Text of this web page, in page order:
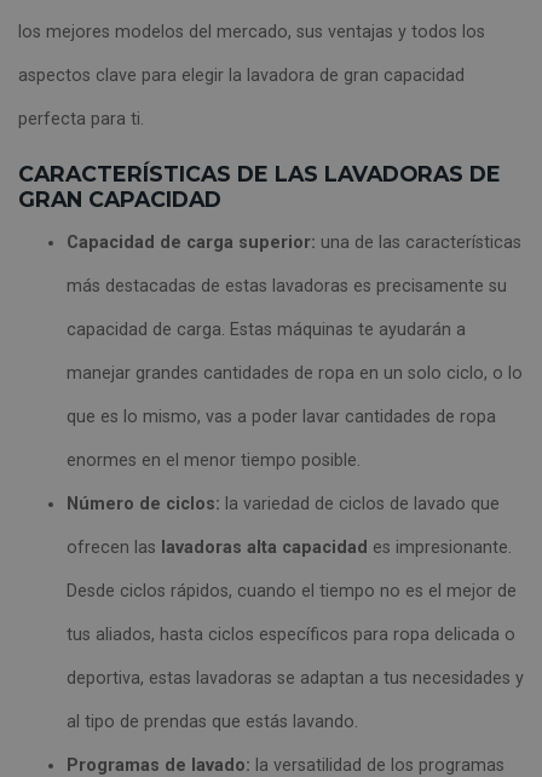
los mejores modelos del mercado, sus ventajas y todos los
aspectos clave para elegir la lavadora de gran capacidad
perfecta para ti.
CARACTERÍSTICAS DE LAS LAVADORAS DE
GRAN CAPACIDAD
Capacidad de carga superior: una de las características
más destacadas de estas lavadoras es precisamente su
capacidad de carga. Estas máquinas te ayudarán a
manejar grandes cantidades de ropa en un solo ciclo, o lo
que es lo mismo, vas a poder lavar cantidades de ropa
enormes en el menor tiempo posible.
Número de ciclos: la variedad de ciclos de lavado que
ofrecen las lavadoras alta capacidad es impresionante.
Desde ciclos rápidos, cuando el tiempo no es el mejor de
tus aliados, hasta ciclos específicos para ropa delicada o
deportiva, estas lavadoras se adaptan a tus necesidades y
al tipo de prendas que estás lavando.
Programas de lavado: la versatilidad de los programas